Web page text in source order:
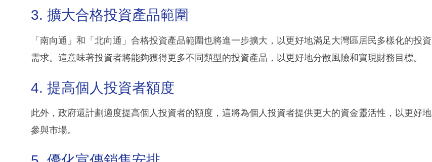
3. 擴大合格投資產品範圍
「南向通」和「北向通」合格投資產品範圍也將進一步擴大，以更好地滿足大灣區居民多樣化的投資
需求。這意味著投資者將能夠獲得更多不同類型的投資產品，以更好地分散風險和實現財務目標。
4. 提高個人投資者額度
此外，政府還計劃適度提高個人投資者的額度，這將為個人投資者提供更大的資金靈活性，以更好地
參與市場。